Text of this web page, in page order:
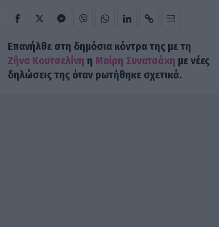
Επανήλθε στη δημόσια κόντρα της με τη
Ζήνα Κουτσελίνη η Μαίρη Συνατσάκη με νέες
δηλώσεις της όταν ρωτήθηκε σχετικά.